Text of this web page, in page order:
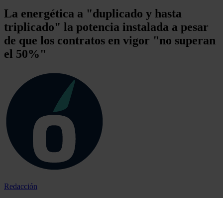
La energética a "duplicado y hasta
triplicado" la potencia instalada a pesar
de que los contratos en vigor "no superan
el 50%"
Redacción